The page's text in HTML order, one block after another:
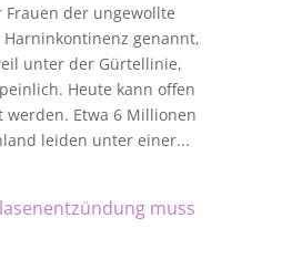
Frauen der ungewollte
genannt,
unter der Gürtellinie,
Heute kann offen
Etwa 6 Millionen
leiden unter einer...
muss